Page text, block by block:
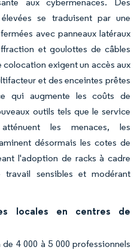
se traduisent par une
avec panneaux latéraux
et goulottes de câbles
exigent un accès aux
et des enceintes prêtes
qui augmente les coûts de
outils tels que le service
les menaces, les
désormais les cotes de
l'adoption de racks à cadre
sensibles et modérant
locales en centres de
4 000 à 5 000 professionnels